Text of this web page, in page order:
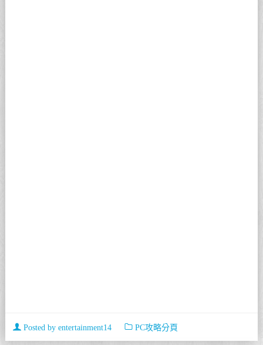
Posted by entertainment14 PC攻略分頁